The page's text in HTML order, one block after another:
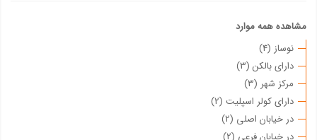
مشاهده همه موارد
نوساز (4)
دارای بالکن (3)
مرکز شهر (3)
دارای کولر اسپلیت (2)
در خیابان اصلی (2)